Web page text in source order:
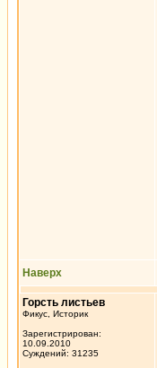
Наверх
Горсть листьев
Фикус, Историк
Зарегистрирован:
10.09.2010
Суждений: 31235